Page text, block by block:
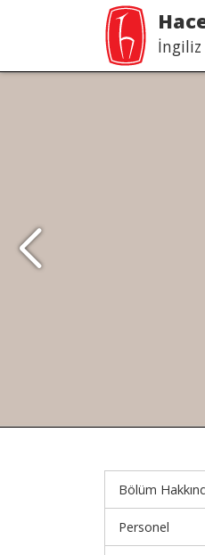
İngiliz
Bölüm
Personel